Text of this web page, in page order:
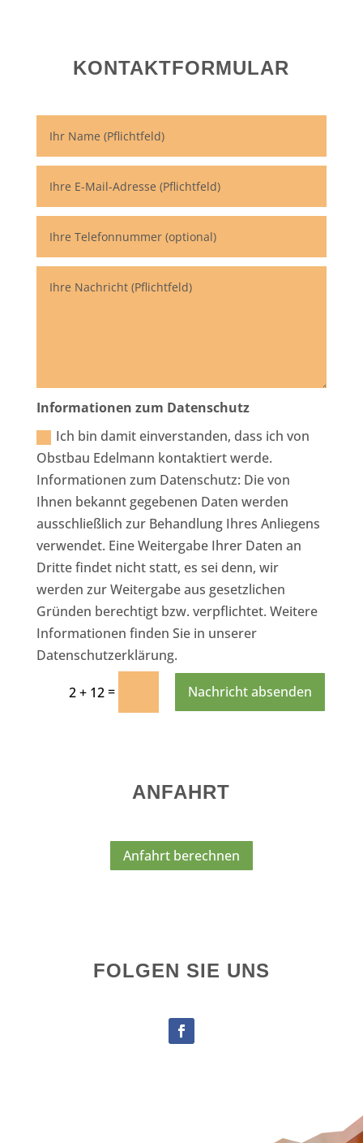
KONTAKTFORMULAR
Informationen zum Datenschutz
Ich bin damit einverstanden, dass ich von
Obstbau Edelmann kontaktiert werde.
Informationen zum Datenschutz: Die von
Ihnen bekannt gegebenen Daten werden
ausschließlich zur Behandlung Ihres Anliegens
verwendet. Eine Weitergabe Ihrer Daten an
Dritte findet nicht statt, es sei denn, wir
werden zur Weitergabe aus gesetzlichen
Gründen berechtigt bzw. verpflichtet. Weitere
Informationen finden Sie in unserer
Datenschutzerklärung.
2 + 12= Nachricht absenden
ANFAHRT
Anfahrt berechnen
FOLGEN SIE UNS